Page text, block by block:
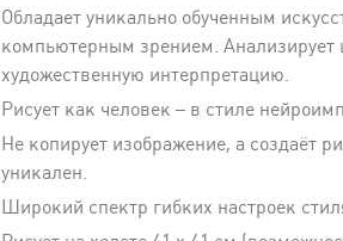
Обладает уникально обученным
компьютерным зрением. Анализирует
художественную интерпретацию.
Рисует как человек – в стиле
Не копирует изображение, а создаёт
уникален.
Широкий спектр гибких настроек